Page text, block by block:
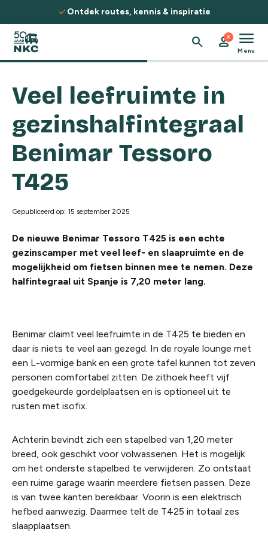
Spring naar de inhoud
checkOntdek routes, kennis & inspiratie
search person
close menu
Menu
Veel leefruimte in
gezinshalfintegraal
Benimar Tessoro
T425
Gepubliceerd op: 15 september 2025
De nieuwe Benimar Tessoro T425 is een echte
gezinscamper met veel leef- en slaapruimte en de
mogelijkheid om fietsen binnen mee te nemen. Deze
halfintegraal uit Spanje is 7,20 meter lang.
Benimar claimt veel leefruimte in de T425 te bieden en
daar is niets te veel aan gezegd. In de royale lounge met
een L-vormige bank en een grote tafel kunnen tot zeven
personen comfortabel zitten. De zithoek heeft vijf
goedgekeurde gordelplaatsen en is optioneel uit te
rusten met isofix.
Achterin bevindt zich een stapelbed van 1,20 meter
breed, ook geschikt voor volwassenen. Het is mogelijk
om het onderste stapelbed te verwijderen. Zo ontstaat
een ruime garage waarin meerdere fietsen passen. Deze
is van twee kanten bereikbaar. Voorin is een elektrisch
hefbed aanwezig. Daarmee telt de T425 in totaal zes
slaapplaatsen.